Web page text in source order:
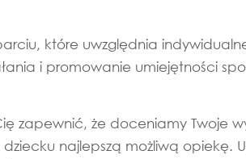
które uwzględnia
i promowanie umiejętności
zapewnić, że doceniamy Twoje
najlepszą możliwą opiekę.